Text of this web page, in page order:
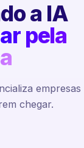
a IA
pela
empresas
chegar.